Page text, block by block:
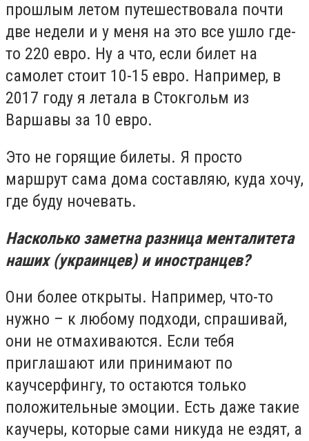
прошлым летом путешествовала почти
две недели и у меня на это все ушло где-
то 220 евро. Ну а что, если билет на
самолет стоит 10-15 евро. Например, в
2017 году я летала в Стокгольм из
Варшавы за 10 евро.
Это не горящие билеты. Я просто
маршрут сама дома составляю, куда хочу,
где буду ночевать.
Насколько заметна разница менталитета
наших (украинцев) и иностранцев?
Они более открыты. Например, что-то
нужно – к любому подходи, спрашивай,
они не отмахиваются. Если тебя
приглашают или принимают по
каучсерфингу, то остаются только
положительные эмоции. Есть даже такие
каучеры, которые сами никуда не ездят, а